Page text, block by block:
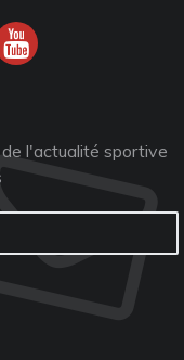
l'actualité sportive